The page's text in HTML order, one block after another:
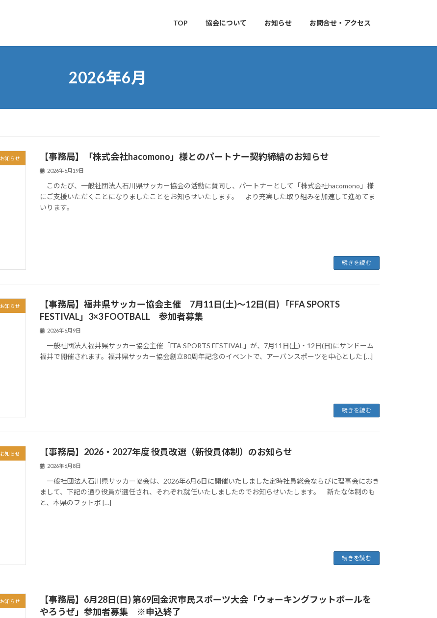
TOP 協会について お知らせ お問合せ・アクセス
2026年6月
お知らせ 【事務局】「株式会社hacomono」様とのパートナー契約締結のお知らせ
2026年6月19日
このたび、一般社団法人石川県サッカー協会の活動に賛同し、パートナーとして「株式会社hacomono」様
にご支援いただくことになりましたことをお知らせいたします。 より充実した取り組みを加速して進めてま
いります。
続きを読む
お知らせ
【事務局】福井県サッカー協会主催 7月11日(土)～12日(日) 「FFA SPORTS
FESTIVAL」3×3 FOOTBALL 参加者募集
2026年6月9日
一般社団法人福井県サッカー協会主催「FFA SPORTS FESTIVAL」が、7月11日(土)・12日(日)にサンドーム
福井で開催されます。福井県サッカー協会創立80周年記念のイベントで、アーバンスポーツを中心とした […]
続きを読む
お知らせ 【事務局】2026・2027年度 役員改選（新役員体制）のお知らせ
2026年6月8日
一般社団法人石川県サッカー協会は、2026年6月6日に開催いたしました定時社員総会ならびに理事会におき
まして、下記の通り役員が選任され、それぞれ就任いたしましたのでお知らせいたします。 新たな体制のも
と、本県のフットボ […]
続きを読む
お知らせ
【事務局】6月28日(日) 第69回金沢市民スポーツ大会「ウォーキングフットボールを
やろうぜ」参加者募集 ※申込終了